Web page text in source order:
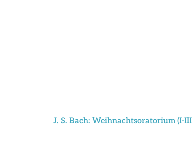
J. S. Bach: Weihnachtsoratorium (I-III